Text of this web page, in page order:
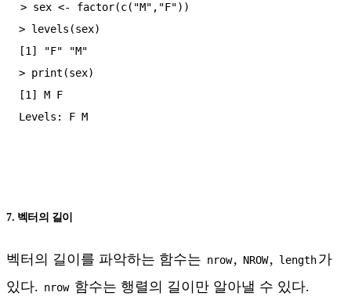
> sex <- factor(c("M","F"))
> levels(sex)
[1] "F" "M"
> print(sex)
[1] M F
7. 벡터의 길이
벡터의 길이를 파악하는 함수는 nrow, NROW, length가
있다. nrow 함수는 행렬의 길이만 알아낼 수 있다.